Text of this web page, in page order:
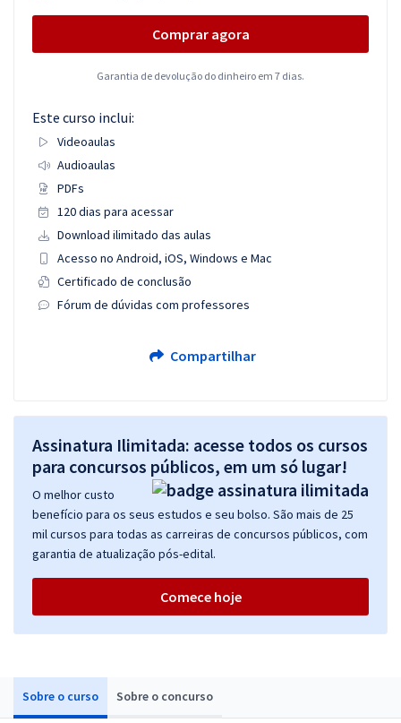
Sobre o curso Sobre o concurso
Comprar agora
Garantia de devolução do dinheiro em 7 dias.
Este curso inclui:
Videoaulas
Audioaulas
PDFs
120 dias para acessar
Download ilimitado das aulas
Acesso no Android, iOS, Windows e Mac
Certificado de conclusão
Fórum de dúvidas com professores
Compartilhar
Assinatura Ilimitada: acesse todos os cursos
para concursos públicos, em um só lugar!
O melhor custo
benefício para os seus estudos e seu bolso. São mais de 25
mil cursos para todas as carreiras de concursos públicos, com
garantia de atualização pós-edital.
Comece hoje